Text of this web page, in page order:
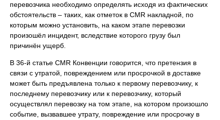
перевозчика необходимо определять исходя из фактических
обстоятельств – таких, как отметок в CMR накладной, по
которым можно установить, на каком этапе перевозки
произошёл инцидент, вследствие которого грузу был
причинён ущерб.
В 36-й статье CMR Конвенции говорится, что претензия в
связи с утратой, повреждением или просрочкой в доставке
может быть предъявлена только к первому перевозчику, к
последнему перевозчику или к перевозчику, который
осуществлял перевозку на том этапе, на котором произошло
событие, вызвавшее утрату, повреждение или просрочку в